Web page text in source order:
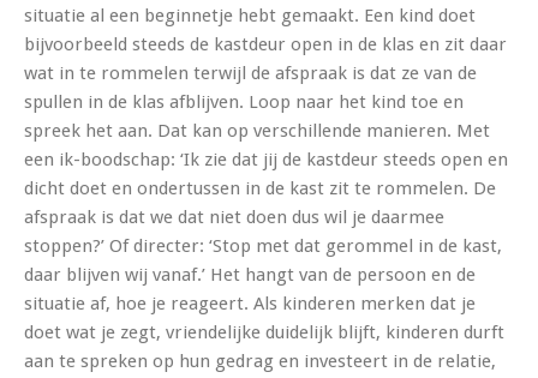
situatie al een beginnetje hebt gemaakt. Een kind doet
bijvoorbeeld steeds de kastdeur open in de klas en zit daar
wat in te rommelen terwijl de afspraak is dat ze van de
spullen in de klas afblijven. Loop naar het kind toe en
spreek het aan. Dat kan op verschillende manieren. Met
een ik-boodschap: ‘Ik zie dat jij de kastdeur steeds open en
dicht doet en ondertussen in de kast zit te rommelen. De
afspraak is dat we dat niet doen dus wil je daarmee
stoppen?’ Of directer: ‘Stop met dat gerommel in de kast,
daar blijven wij vanaf.’ Het hangt van de persoon en de
situatie af, hoe je reageert. Als kinderen merken dat je
doet wat je zegt, vriendelijke duidelijk blijft, kinderen durft
aan te spreken op hun gedrag en investeert in de relatie,